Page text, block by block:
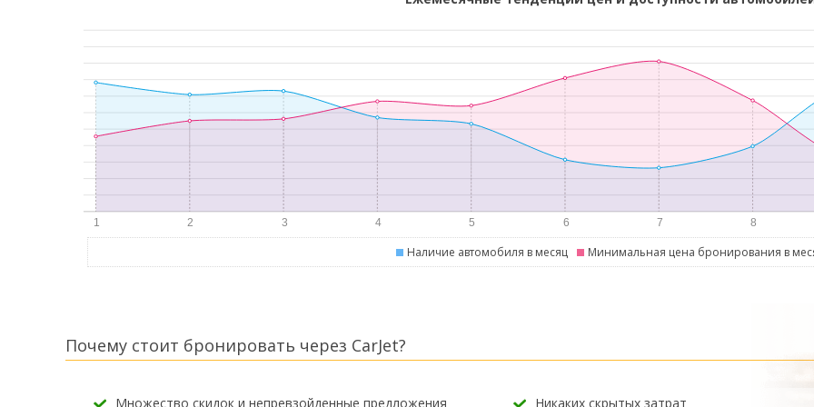
Наличие автомобиля в месяц Минимальная цена бронирования в
Почему стоит бронировать через CarJet?
Множество скидок и непревзойденные предложения Никаких скрытых затрат